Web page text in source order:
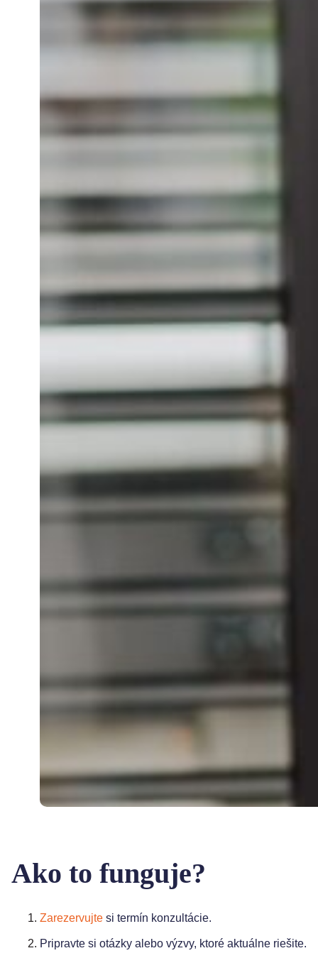
Ako to funguje?
Zarezervujtesi termín konzultácie.
Pripravte si otázky alebo výzvy, ktoré aktuálne riešite.